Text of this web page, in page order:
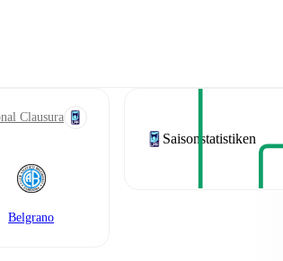
Clausura
Belgrano
Saisonstatistiken